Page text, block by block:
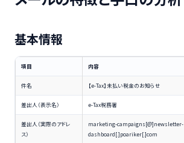
基本情報
項目 内容
件名 【e-Tax】未払い税金のお知らせ
差出人（表示名） e-Tax税務署
差出人（実際のアドレ
ス）
marketing-campaigns[@]newsletter-
dashboard[.]poariker[.]com